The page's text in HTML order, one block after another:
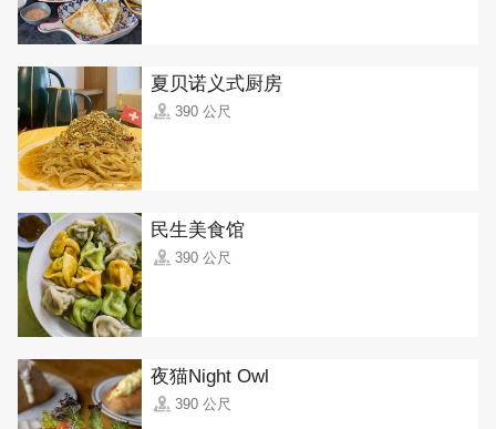
夏贝诺义式厨房
390 公尺
民生美食馆
390 公尺
夜猫Night Owl
390 公尺